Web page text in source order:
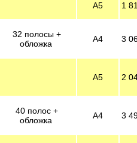
А5 1
32 полосы +
обложка
А4 3
А5 2
40 полос +
обложка
А4 3